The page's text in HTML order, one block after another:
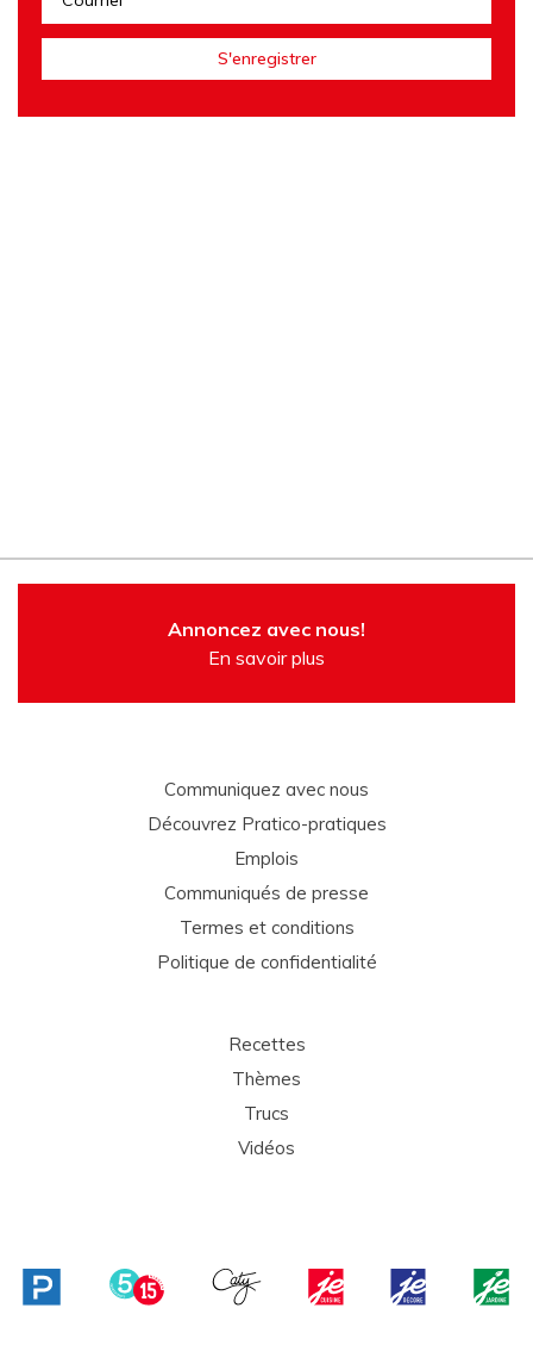
Annoncez avec nous!
En savoir plus
Communiquez avec nous
Découvrez Pratico-pratiques
Emplois
Communiqués de presse
Termes et conditions
Politique de confidentialité
Recettes
Thèmes
Trucs
Vidéos